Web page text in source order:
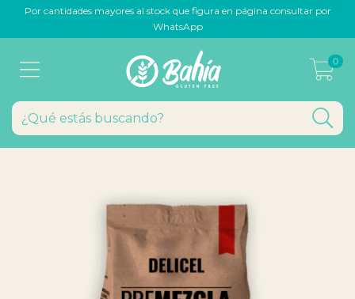
Por cantidades mayores al stock que figura en página consultar por
WhatsApp
0